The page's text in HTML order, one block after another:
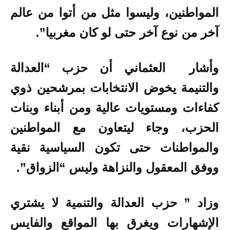
المواطنين، وليسوا مثل من أتوا من عالم
آخر من نوع آخر حتى لو كان مغربيا”.
وأشار العثماني أن حزب “العدالة
والتنيمة يخوض الانتخابات بمرشحين ذوي
كفاءات ومستويات عالية ومن أبناء وبنات
الحزب، وجاء ليتعاون مع المواطنين
والمواطنات حتى تكون السياسية نقية
ووفق المعقول والنزاهة وليس “الزواق”.
وزاد ” حزب العدالة والتنمية لا يشتري
الإشهارات ويغرق بها المواقع والفايس